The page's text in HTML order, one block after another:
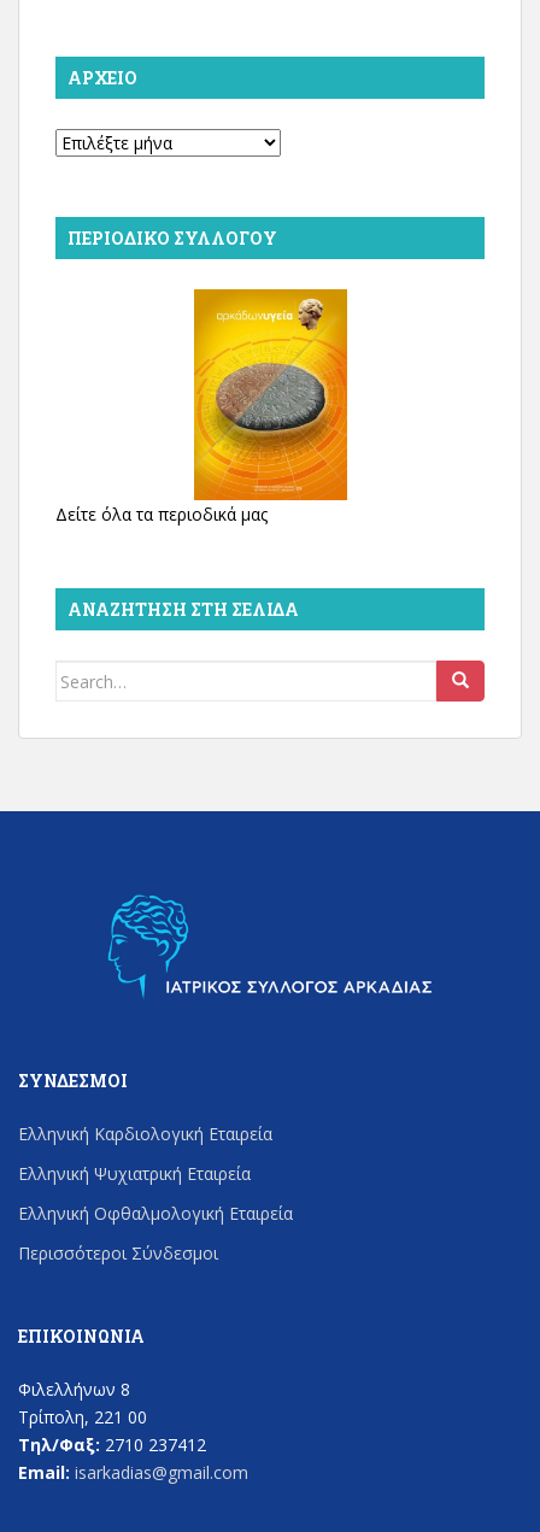
ΑΡΧΕΊΟ
Αρχείο
ΠΕΡΙΟΔΙΚΌ ΣΥΛΛΌΓΟΥ
Δείτε όλα τα περιοδικά μας
ΑΝΑΖΉΤΗΣΗ ΣΤΗ ΣΕΛΊΔΑ
Search
ΣΎΝΔΕΣΜΟΙ
Ελληνική Καρδιολογική Εταιρεία
Ελληνική Ψυχιατρική Εταιρεία
Ελληνική Οφθαλμολογική Εταιρεία
Περισσότεροι Σύνδεσμοι
ΕΠΙΚΟΙΝΩΝΊΑ
Φιλελλήνων 8
Τρίπολη, 221 00
Τηλ/Φαξ: 2710 237412
Email: isarkadias@gmail.com